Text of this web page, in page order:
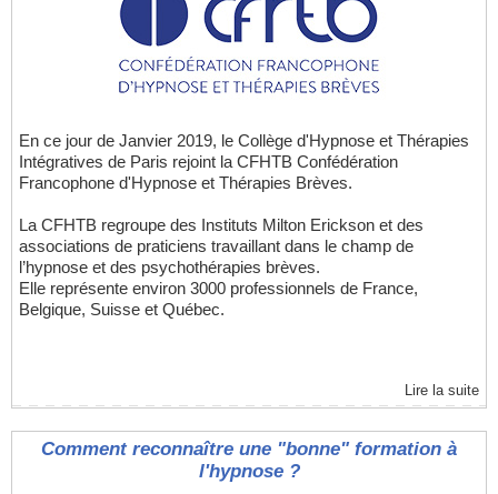
En ce jour de Janvier 2019, le Collège d'Hypnose et Thérapies
Intégratives de Paris rejoint la CFHTB Confédération
Francophone d'Hypnose et Thérapies Brèves.
La CFHTB regroupe des Instituts Milton Erickson et des
associations de praticiens travaillant dans le champ de
l’hypnose et des psychothérapies brèves.
Elle représente environ 3000 professionnels de France,
Belgique, Suisse et Québec.
Lire la suite
Comment reconnaître une "bonne" formation à
l'hypnose ?